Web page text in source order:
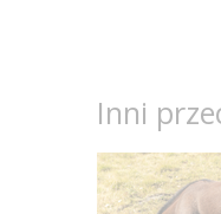
Inni